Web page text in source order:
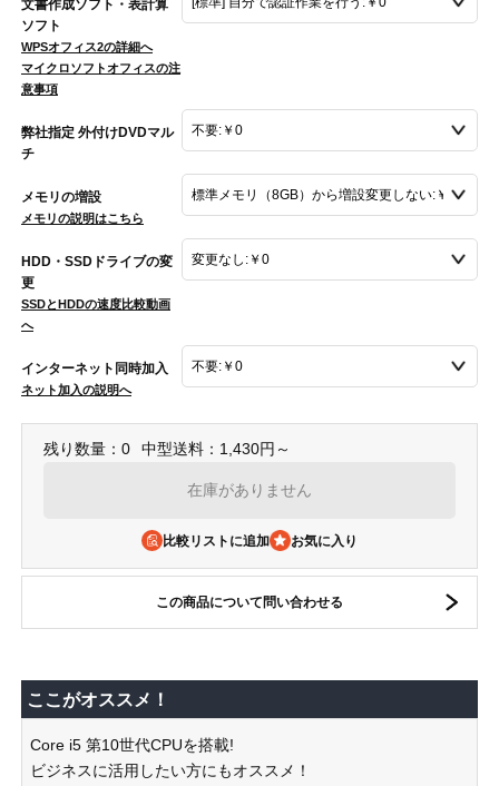
文書作成ソフト・表計算
ソフト
WPSオフィス2の詳細へ
マイクロソフトオフィスの注
意事項
弊社指定 外付けDVDマル
チ
メモリの増設
メモリの説明はこちら
HDD・SSDドライブの変
更
SSDとHDDの速度比較動画
へ
インターネット同時加入
ネット加入の説明へ
残り数量：0 中型送料：1,430円～
在庫がありません
比較リストに追加
この商品について問い合わせる
ここがオススメ！
Core i5 第10世代CPUを搭載!
ビジネスに活用したい方にもオススメ！